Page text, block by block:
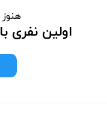
اولین نفری